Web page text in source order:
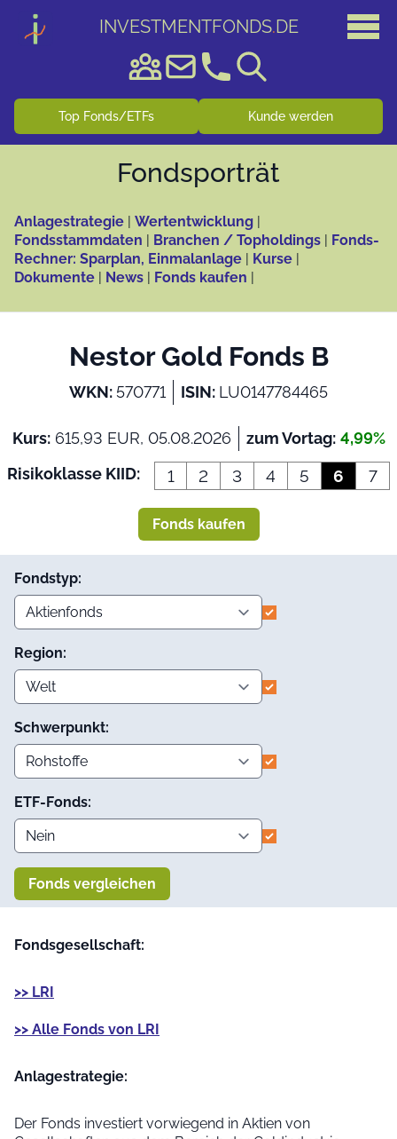
INVESTMENTFONDS.DE
Top Fonds/ETFs Kunde werden
Fonds­porträt
Anlagestrategie | Wertentwicklung |
Fondsstammdaten | Branchen / Topholdings | Fonds-
Rechner: Sparplan, Einmalanlage | Kurse |
Dokumente | News | Fonds kaufen |
Nestor Gold Fonds B
WKN: 570771 ISIN: LU0147784465
Kurs:615,93 EUR, 05.08.2026 zum Vortag: 4,99%
Risikoklasse KIID:
1 2 3 4 5 6 7
Fonds kaufen
Fondstyp:
Region:
Schwerpunkt:
ETF-Fonds:
Fonds vergleichen
Fondsgesellschaft:
>> LRI
>> Alle Fonds von LRI
Anlage­strategie:
Der Fonds investiert vorwiegend in Aktien von